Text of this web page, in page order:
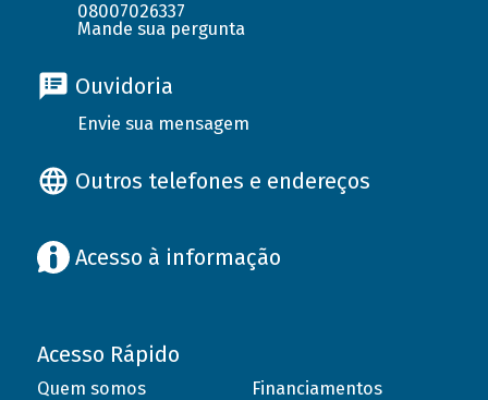
08007026337
Mande sua pergunta
Ouvidoria
Envie sua mensagem
Outros telefones e endereços
Acesso à informação
Acesso Rápido
Quem somos
Financiamentos